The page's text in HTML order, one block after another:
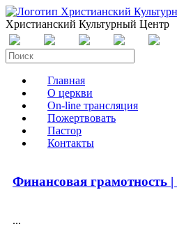
Христианский Культурный Центр
Главная
О церкви
On-line трансляция
Пожертвовать
Пастор
Контакты
Финансовая грамотность |
...